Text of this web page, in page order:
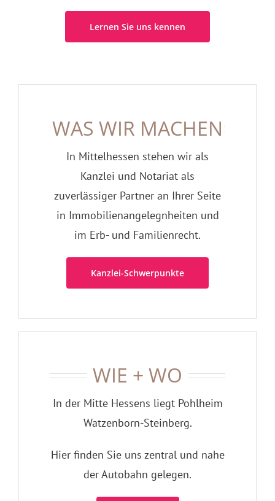
Lernen Sie uns kennen
WAS WIR MACHEN
In Mittelhessen stehen wir als
Kanzlei und Notariat als
zuverlässiger Partner an Ihrer Seite
in Immobilienangelegnheiten und
im Erb- und Familienrecht.
Kanzlei-Schwerpunkte
WIE + WO
In der Mitte Hessens liegt Pohlheim
Watzenborn-Steinberg.
Hier finden Sie uns zentral und nahe
der Autobahn gelegen.